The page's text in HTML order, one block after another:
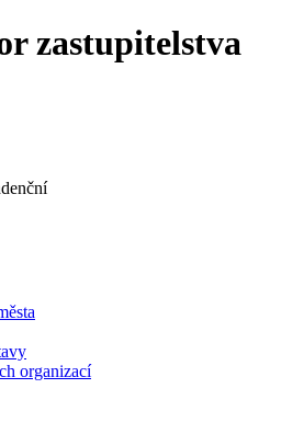
zastupitelstva
organizací